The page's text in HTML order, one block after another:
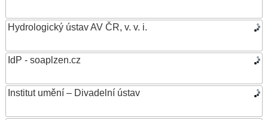
Hydrologický ústav AV ČR, v. v. i.
IdP - soaplzen.cz
Institut umění – Divadelní ústav